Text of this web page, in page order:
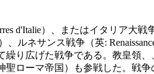
d'Italie）、またはイタリア大
、ルネサンス戦争（英:
り広げた戦争である。教皇領
ローマ帝国）も参戦した。戦争